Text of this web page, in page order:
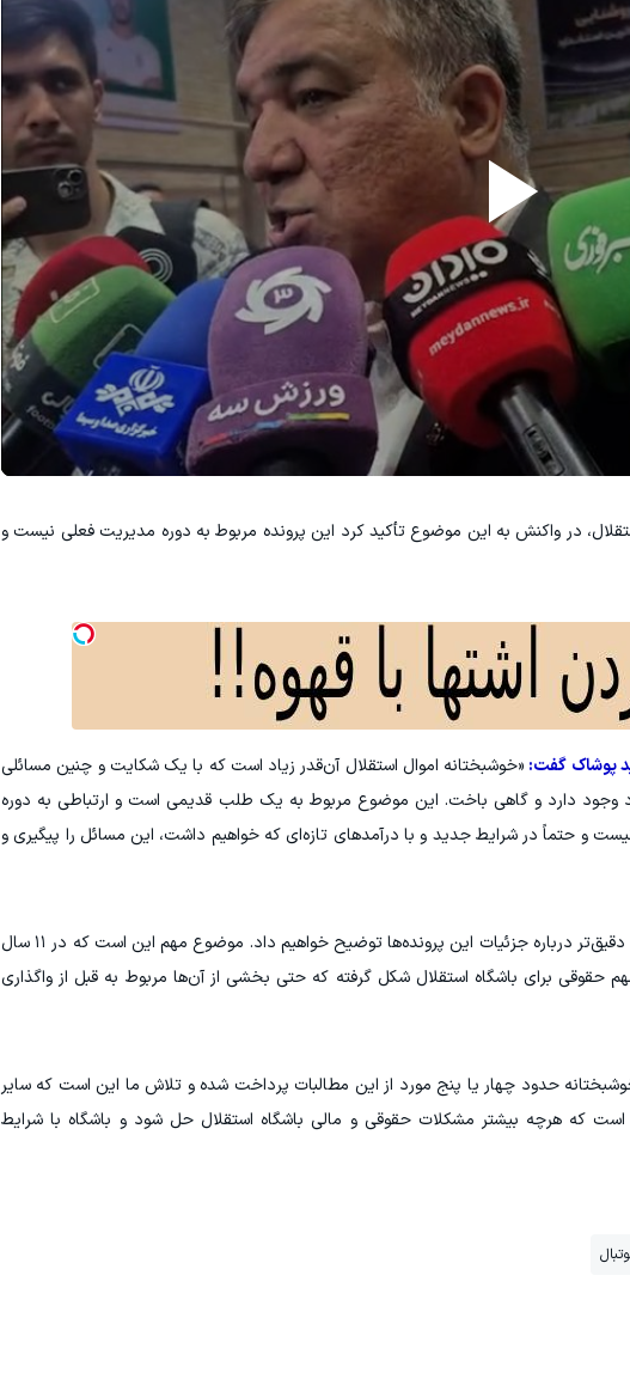
در واکنش به این موضوع تأکید کرد این پرونده مربوط به دوره مدیریت فعلی نیست و
پوشاک گفت: «خوشبختانه اموال استقلال آن‌قدر زیاد است که با یک شکایت و چنین مسائلی
وجود دارد و گاهی باخت. این موضوع مربوط به یک طلب قدیمی است و ارتباطی به دوره
و حتماً در شرایط جدید و با درآمدهای تازه‌ای که خواهیم داشت، این مسائل را پیگیری و
«اگر لازم باشد، در گزارش‌های بعدی به‌صورت دقیق‌تر درباره جزئیات این پرونده‌ها توضیح خواهیم داد. موضوع مهم این است که در ۱۱ سال
مختلف مدیریتی، بیش از ۴۰ پرونده مهم حقوقی برای باشگاه استقلال شکل گرفته که حتی بخشی از آن‌ها مربوط به قبل از واگذاری
حدود چهار یا پنج مورد از این مطالبات پرداخت شده و تلاش ما این است که سایر
که هرچه بیشتر مشکلات حقوقی و مالی باشگاه استقلال حل شود و باشگاه با شرایط